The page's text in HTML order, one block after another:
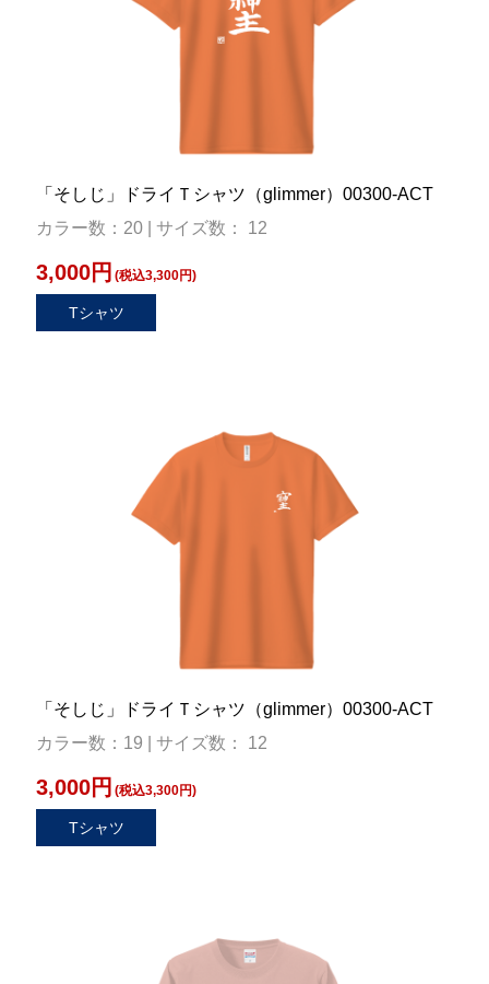
「そしじ」ドライＴシャツ（glimmer）00300-ACT
カラー数：20 | サイズ数： 12
3,000円 (税込3,300円)
Tシャツ
「そしじ」ドライＴシャツ（glimmer）00300-ACT
カラー数：19 | サイズ数： 12
3,000円 (税込3,300円)
Tシャツ